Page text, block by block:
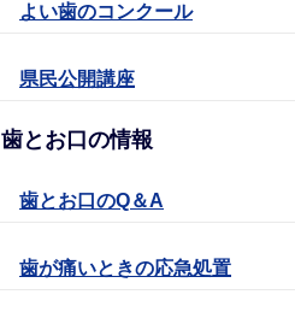
よい歯のコンクール
県民公開講座
歯とお口の情報
歯とお口のQ＆A
歯が痛いときの応急処置